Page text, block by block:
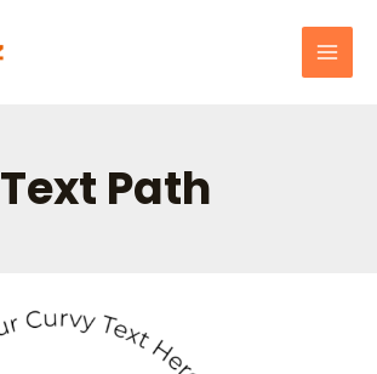
Text Path